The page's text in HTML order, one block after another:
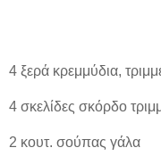
4 ξερά κρεμμύδια,
4 σκελίδες σκόρδο
2 κουτ. σούπας γάλα